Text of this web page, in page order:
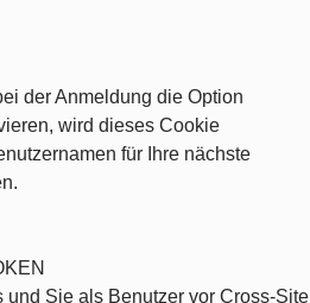
der Anmeldung die Option
wird dieses Cookie
für Ihre nächste
und Sie als Benutzer vor Cross-Site